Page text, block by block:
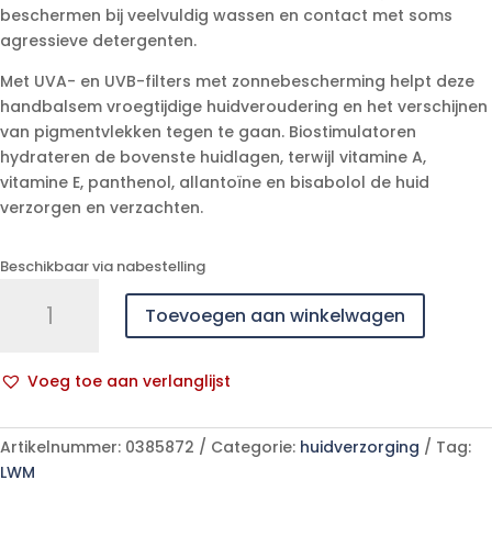
beschermen bij veelvuldig wassen en contact met soms
agressieve detergenten.
Met UVA- en UVB-filters met zonnebescherming helpt deze
handbalsem vroegtijdige huidveroudering en het verschijnen
van pigmentvlekken tegen te gaan. Biostimulatoren
hydrateren de bovenste huidlagen, terwijl vitamine A,
vitamine E, panthenol, allantoïne en bisabolol de huid
verzorgen en verzachten.
Beschikbaar via nabestelling
Handbalsem
50ml
Toevoegen aan winkelwagen
Voeg toe aan verlanglijst
l
t
e
Artikelnummer: 0385872 Categorie: huidverzorging
Tag:
LWM